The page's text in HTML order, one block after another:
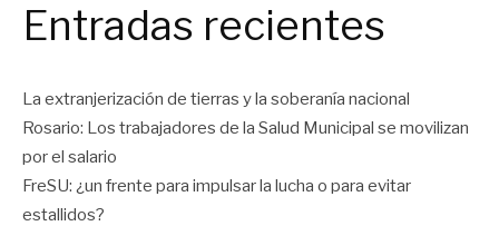
Entradas recientes
La extranjerización de tierras y la soberanía nacional
Rosario: Los trabajadores de la Salud Municipal se movilizan
por el salario
FreSU: ¿un frente para impulsar la lucha o para evitar
estallidos?